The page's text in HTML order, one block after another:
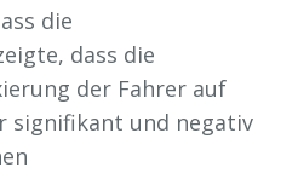
die
dass die
der Fahrer auf
signifikant und negativ